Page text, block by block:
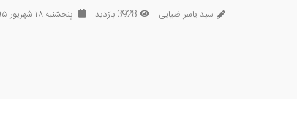
سید یاسر ضیایی 3928 بازدید پنجشنبه ۱۸ شهریور ۱۳۹۵